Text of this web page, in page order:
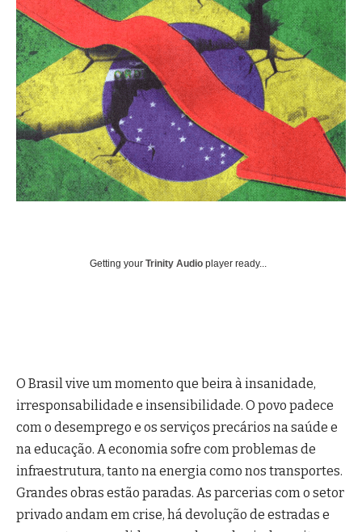
Getting your Trinity Audio player ready...
O Brasil vive um momento que beira à insanidade,
irresponsabilidade e insensibilidade. O povo padece
com o desemprego e os serviços precários na saúde e
na educação. A economia sofre com problemas de
infraestrutura, tanto na energia como nos transportes.
Grandes obras estão paradas. As parcerias com o setor
privado andam em crise, há devolução de estradas e